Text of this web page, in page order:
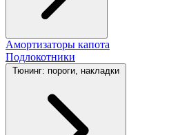
Амортизаторы капота
Подлокотники
Тюнинг: пороги, накладки